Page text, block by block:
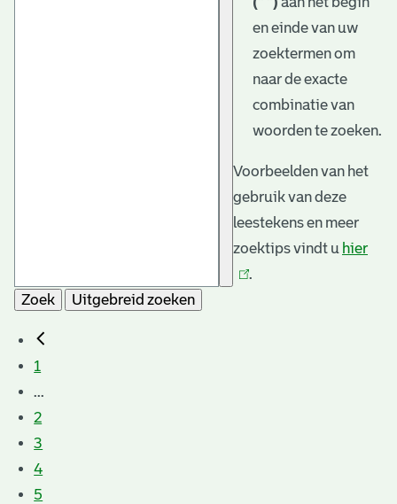
en einde van uw
zoektermen om
naar de exacte
combinatie van
woorden te zoeken.
Voorbeelden van het
gebruik van deze
leestekens en meer
zoektips vindt u hier
.
Zoek
Uitgebreid zoeken
1
...
2
3
4
5